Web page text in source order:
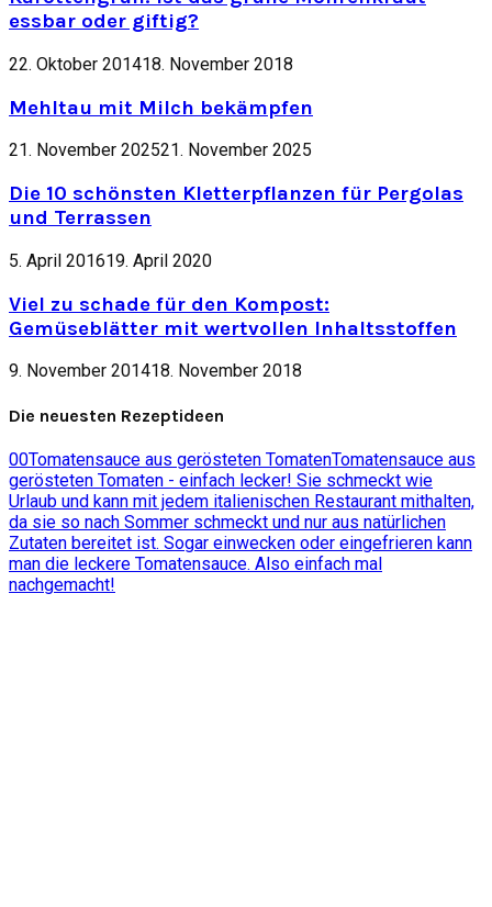
essbar oder giftig?
22. Oktober 201418. November 2018
Mehltau mit Milch bekämpfen
21. November 202521. November 2025
Die 10 schönsten Kletterpflanzen für Pergolas
und Terrassen
5. April 201619. April 2020
Viel zu schade für den Kompost:
Gemüseblätter mit wertvollen Inhaltsstoffen
9. November 201418. November 2018
Die neuesten Rezeptideen
00Tomatensauce aus gerösteten TomatenTomatensauce aus
gerösteten Tomaten - einfach lecker! Sie schmeckt wie
Urlaub und kann mit jedem italienischen Restaurant mithalten,
da sie so nach Sommer schmeckt und nur aus natürlichen
Zutaten bereitet ist. Sogar einwecken oder eingefrieren kann
man die leckere Tomatensauce. Also einfach mal
nachgemacht!